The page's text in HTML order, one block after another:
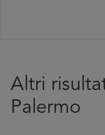
Altri
Palermo